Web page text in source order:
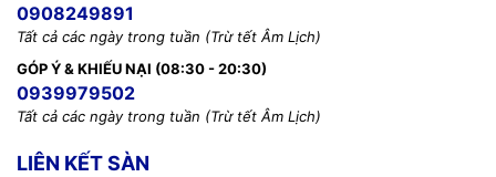
0908249891
Tất cả các ngày trong tuần (Trừ tết Âm Lịch)
GÓP Ý & KHIẾU NẠI (08:30 - 20:30)
0939979502
Tất cả các ngày trong tuần (Trừ tết Âm Lịch)
LIÊN KẾT SÀN